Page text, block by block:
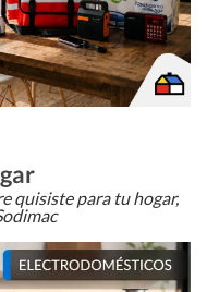
quisiste para tu hogar,